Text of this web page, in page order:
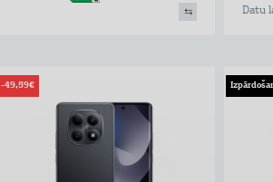
Datu
-49,59€